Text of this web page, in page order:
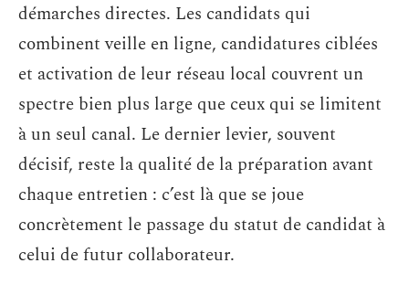
démarches directes. Les candidats qui
combinent veille en ligne, candidatures ciblées
et activation de leur réseau local couvrent un
spectre bien plus large que ceux qui se limitent
à un seul canal. Le dernier levier, souvent
décisif, reste la qualité de la préparation avant
chaque entretien : c’est là que se joue
concrètement le passage du statut de candidat à
celui de futur collaborateur.